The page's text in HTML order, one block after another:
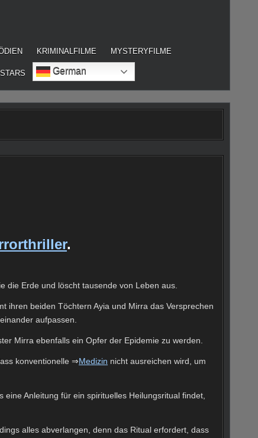
KRIMINALFILME MYSTERYFILME
STARS German
.
die Erde und löscht tausende von Leben aus.
ihren beiden Töchtern Ayia und Mirra das Versprechen
aufpassen.
Mirra ebenfalls ein Opfer der Epidemie zu werden.
konventionelle ⇒Medizin nicht ausreichen wird, um
eine Anleitung für ein spirituelles Heilungsritual findet,
alles abverlangen, denn das Ritual erfordert, dass